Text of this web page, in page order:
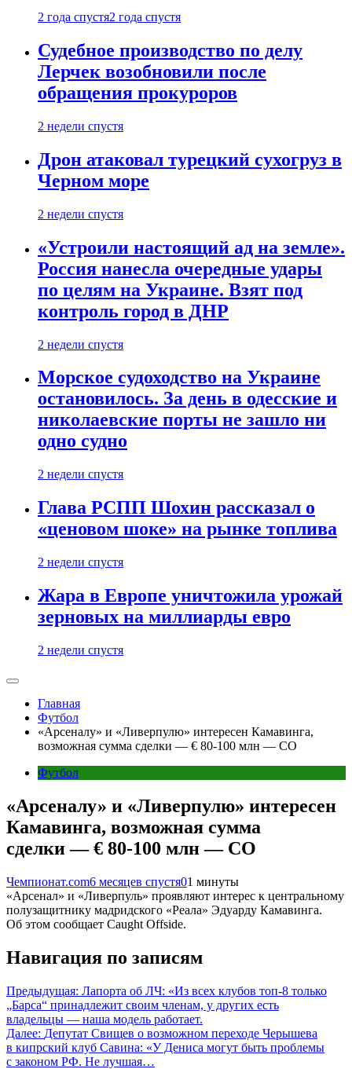
2 года спустя2 года спустя
Судебное производство по делу
Лерчек возобновили после
обращения прокуроров
2 недели спустя
Дрон атаковал турецкий сухогруз в
Черном море
2 недели спустя
«Устроили настоящий ад на земле».
Россия нанесла очередные удары
по целям на Украине. Взят под
контроль город в ДНР
2 недели спустя
Морское судоходство на Украине
остановилось. За день в одесские и
николаевские порты не зашло ни
одно судно
2 недели спустя
Глава РСПП Шохин рассказал о
«ценовом шоке» на рынке топлива
2 недели спустя
Жара в Европе уничтожила урожай
зерновых на миллиарды евро
2 недели спустя
Главная
Футбол
«Арсеналу» и «Ливерпулю» интересен Камавинга,
возможная сумма сделки — € 80-100 млн — CO
Футбол
«Арсеналу» и «Ливерпулю» интересен
Камавинга, возможная сумма
сделки — € 80-100 млн — CO
Чемпионат.com6 месяцев спустя01 минуты
«Арсенал» и «Ливерпуль» проявляют интерес к центральному
полузащитнику мадридского «Реала» Эдуарду Камавинга.
Об этом сообщает Caught Offside.
Навигация по записям
Предыдущая: Лапорта об ЛЧ: «Из всех клубов топ-8 только
„Барса“ принадлежит своим членам, у других есть
владельцы — наша модель работает.
Далее: Депутат Свищев о возможном переходе Черышева
в кипрский клуб Савина: «У Дениса могут быть проблемы
с законом РФ. Не лучшая…